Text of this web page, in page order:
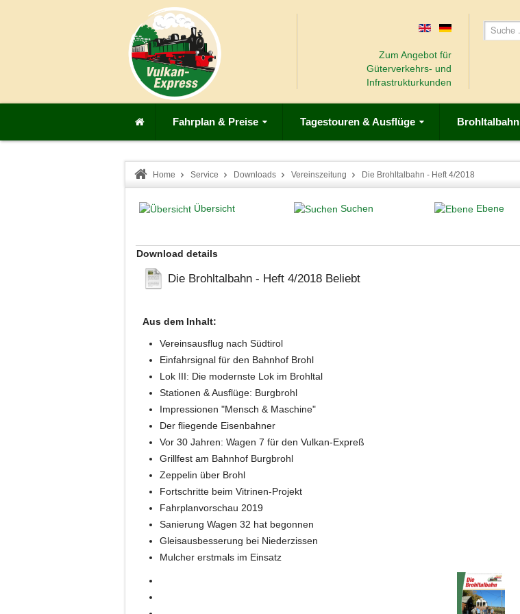
Zum Angebot für
Güterverkehrs- und
Infrastrukturkunden
Fahrplan & Preise Tagestouren & Ausflüge Brohltalbahn
Home Service Downloads Vereinszeitung Die Brohltalbahn - Heft 4/2018
Übersicht Suchen Ebene
Download details
Die Brohltalbahn - Heft 4/2018 Beliebt
Aus dem Inhalt:
Vereinsausflug nach Südtirol
Einfahrsignal für den Bahnhof Brohl
Lok III: Die modernste Lok im Brohltal
Stationen & Ausflüge: Burgbrohl
Impressionen "Mensch & Maschine"
Der fliegende Eisenbahner
Vor 30 Jahren: Wagen 7 für den Vulkan-Expreß
Grillfest am Bahnhof Burgbrohl
Zeppelin über Brohl
Fortschritte beim Vitrinen-Projekt
Fahrplanvorschau 2019
Sanierung Wagen 32 hat begonnen
Gleisausbesserung bei Niederzissen
Mulcher erstmals im Einsatz